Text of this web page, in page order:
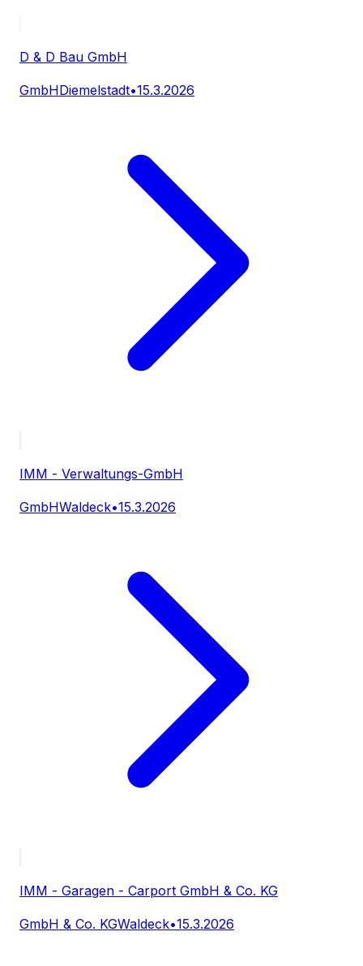
D & D Bau GmbH
GmbHDiemelstadt•15.3.2026
IMM - Verwaltungs-GmbH
GmbHWaldeck•15.3.2026
IMM - Garagen - Carport GmbH & Co. KG
GmbH & Co. KGWaldeck•15.3.2026